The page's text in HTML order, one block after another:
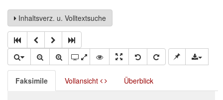
Inhaltsverz. u. Volltextsuche
Faksimile Vollansicht Überblick